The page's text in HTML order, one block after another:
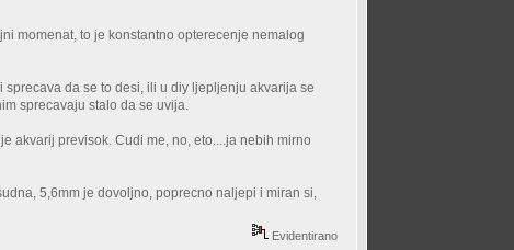
momenat, to je konstantno opterecenje nemalog
da se to desi, ili u diy ljepljenju akvarija se
sprecavaju stalo da se uvija.
akvarij previsok. Cudi me, no, eto....ja nebih mirno
5,6mm je dovoljno, poprecno naljepi i miran si,
Evidentirano